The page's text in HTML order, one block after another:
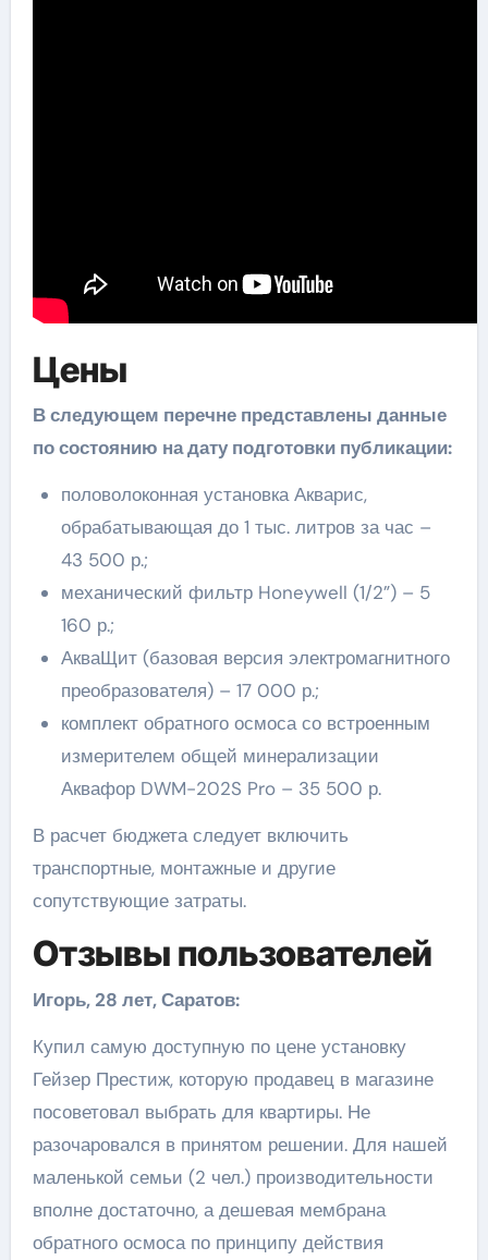
Цены
В следующем перечне представлены данные
по состоянию на дату подготовки публикации:
половолоконная установка Акварис,
обрабатывающая до 1 тыс. литров за час –
43 500 р.;
механический фильтр Honeywell (1/2”) – 5
160 р.;
АкваЩит (базовая версия электромагнитного
преобразователя) – 17 000 р.;
комплект обратного осмоса со встроенным
измерителем общей минерализации
Аквафор DWM-202S Pro – 35 500 р.
В расчет бюджета следует включить
транспортные, монтажные и другие
сопутствующие затраты.
Отзывы пользователей
Игорь, 28 лет, Саратов:
Купил самую доступную по цене установку
Гейзер Престиж, которую продавец в магазине
посоветовал выбрать для квартиры. Не
разочаровался в принятом решении. Для нашей
маленькой семьи (2 чел.) производительности
вполне достаточно, а дешевая мембрана
обратного осмоса по принципу действия